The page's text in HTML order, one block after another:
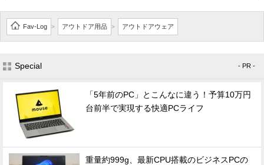
Fav-Log > アウトドア用品 > アウトドアウェア
Special - PR -
「5年前のPC」とこんなに違う！予算10万円
台前半で実現する快適PCライフ
重量約999g、最新CPU搭載のビジネスPCの